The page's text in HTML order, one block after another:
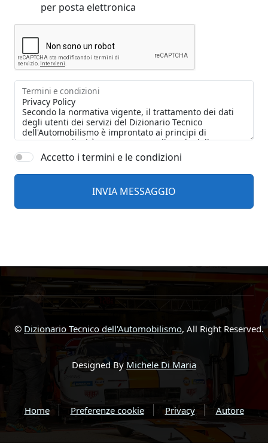
per posta elettronica
Termini e condizioni
Accetto i termini e le condizioni
© Dizionario Tecnico dell'Automobilismo, All Right Reserved.
Designed By Michele Di Maria
Home Preferenze cookie Privacy Autore